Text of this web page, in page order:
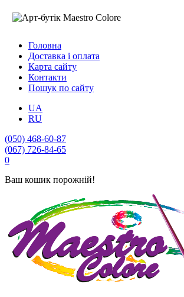
Головна
Доставка і оплата
Карта сайту
Контакти
Пошук по сайту
UA
RU
(050) 468-60-87
(067) 726-84-65
0
Ваш кошик порожній!